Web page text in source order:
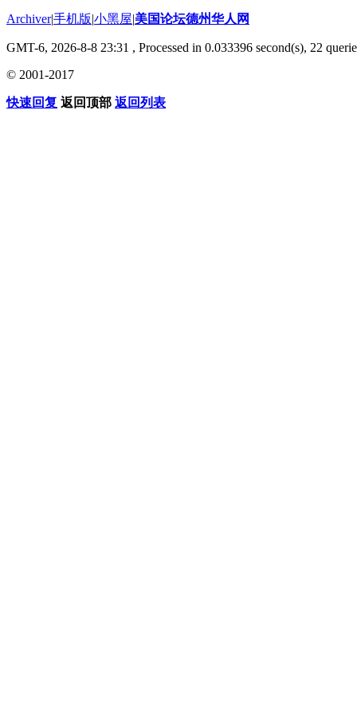
Archiver|手机版|小黑屋|美国论坛德州华人网
GMT-6, 2026-8-8 23:31 , Processed in 0.033396 second(s), 22
© 2001-2017
快速回复 返回顶部 返回列表